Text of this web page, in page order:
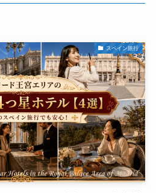
スペイン旅行